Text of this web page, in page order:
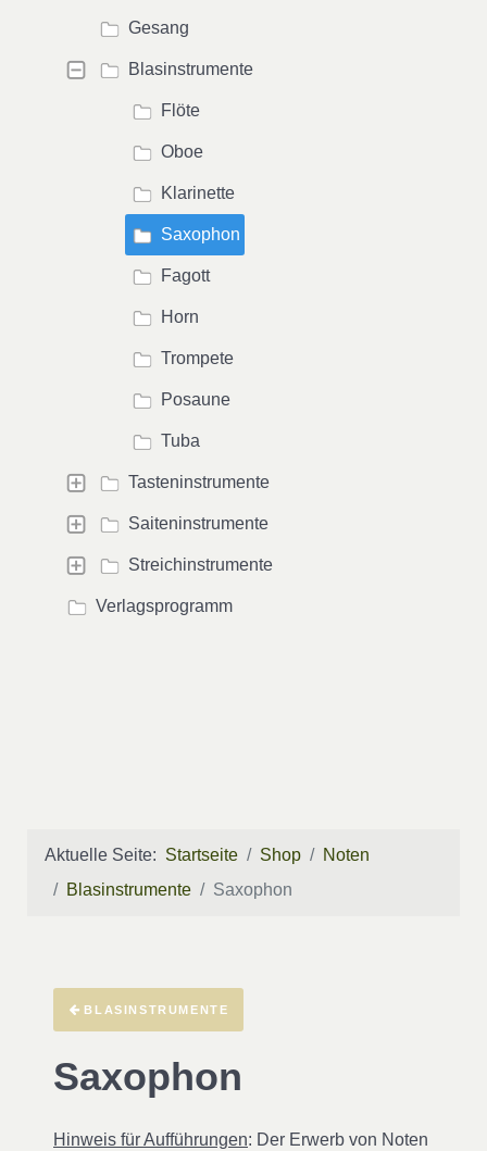
Gesang
Blasinstrumente
Flöte
Oboe
Klarinette
Saxophon
Fagott
Horn
Trompete
Posaune
Tuba
Tasteninstrumente
Saiteninstrumente
Streichinstrumente
Verlagsprogramm
Aktuelle Seite: Startseite Shop
Noten
Blasinstrumente
Saxophon
BLASINSTRUMENTE
Saxophon
Hinweis für Aufführungen: Der Erwerb von Noten